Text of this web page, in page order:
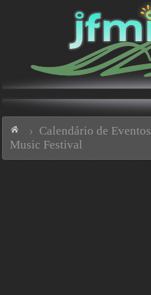
Calendário de Eventos
Music Festival